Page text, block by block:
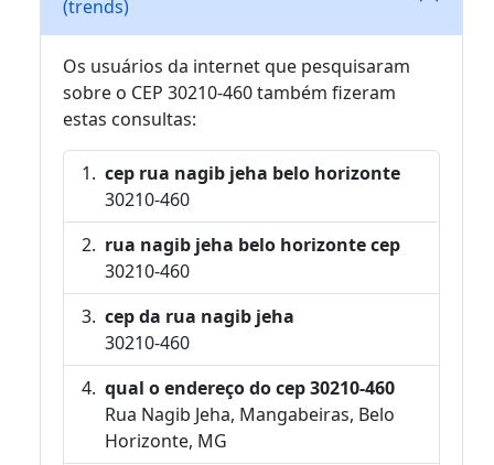
(trends)
Os usuários da internet que pesquisaram
sobre o CEP 30210-460 também fizeram
estas consultas:
cep rua nagib jeha belo horizonte
30210-460
rua nagib jeha belo horizonte cep
30210-460
cep da rua nagib jeha
30210-460
qual o endereço do cep 30210-460
Rua Nagib Jeha, Mangabeiras, Belo
Horizonte, MG